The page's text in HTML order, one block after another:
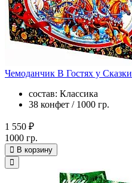
Чемоданчик В Гостях у Сказки
состав: Классика
38 конфет / 1000 гр.
1 550 ₽
1000 гр.
В корзину